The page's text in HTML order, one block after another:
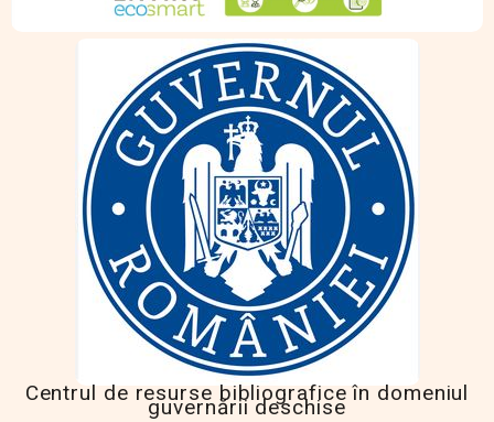
Centrul de resurse bibliografice în domeniul
guvernării deschise